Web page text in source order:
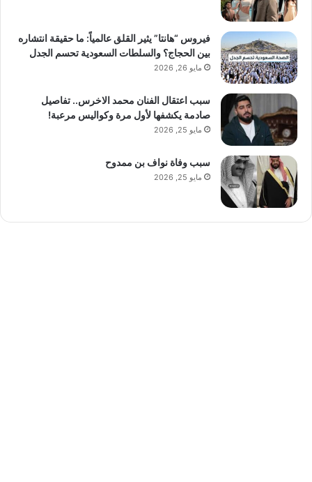
فيروس “هانتا” يثير القلق عالمياً: ما حقيقة انتشاره
بين الحجاج؟ والسلطات السعودية تحسم الجدل
مايو 26, 2026
سبب اعتقال الفنان محمد الاخرس.. تفاصيل
صادمة يكشفها لأول مرة وكواليس مرعبة!
مايو 25, 2026
سبب وفاة نواف بن ممدوح
مايو 25, 2026